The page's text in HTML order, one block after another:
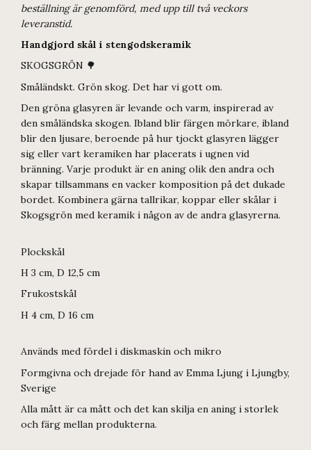
beställning är genomförd, med upp till två veckors
leveranstid.
Handgjord skål i stengodskeramik
SKOGSGRÖN 🌳
Småländskt. Grön skog. Det har vi gott om.
Den gröna glasyren är levande och varm, inspirerad av
den småländska skogen. Ibland blir färgen mörkare, ibland
blir den ljusare, beroende på hur tjockt glasyren lägger
sig eller vart keramiken har placerats i ugnen vid
bränning. Varje produkt är en aning olik den andra och
skapar tillsammans en vacker komposition på det dukade
bordet. Kombinera gärna tallrikar, koppar eller skålar i
Skogsgrön med keramik i någon av de andra glasyrerna.
Plockskål
H 3 cm, D 12,5 cm
Frukostskål
H 4 cm, D 16 cm
Används med fördel i diskmaskin och mikro
Formgivna och drejade för hand av Emma Ljung i Ljungby,
Sverige
Alla mått är ca mått och det kan skilja en aning i storlek
och färg mellan produkterna.